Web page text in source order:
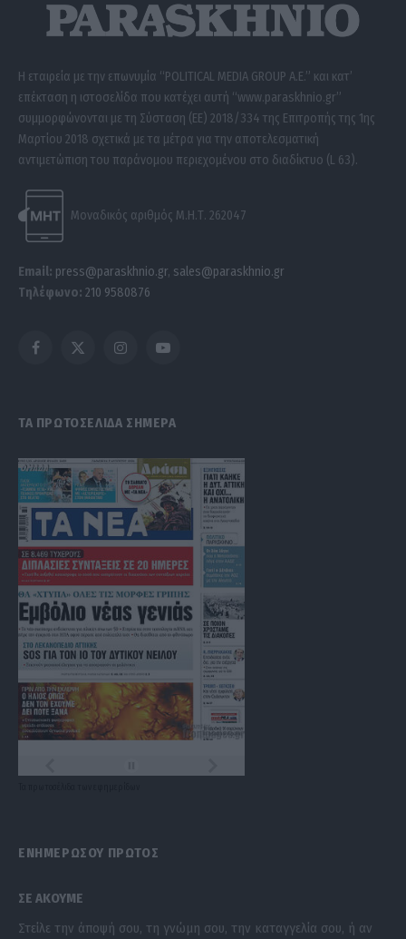
Η εταιρεία με την επωνυμία “POLITICAL MEDIA GROUP A.E.” και κατ’
επέκταση η ιστοσελίδα που κατέχει αυτή “www.paraskhnio.gr”
συμμορφώνονται με τη Σύσταση (ΕΕ) 2018/334 της Επιτροπής της 1ης
Μαρτίου 2018 σχετικά με τα μέτρα για την αποτελεσματική
αντιμετώπιση του παράνομου περιεχομένου στο διαδίκτυο (L 63).
Μοναδικός αριθμός Μ.Η.Τ. 262047
Email: press@paraskhnio.gr, sales@paraskhnio.gr
Τηλέφωνο: 210 9580876
Facebook
X
InstagramYouTube
ΤΑ ΠΡΩΤΟΣΕΛΙΔΑ ΣΗΜΕΡΑ
ΕΝΗΜΕΡΩΣΟΥ ΠΡΩΤΟΣ
ΣΕ ΑΚΟΥΜΕ
Στείλε την άποψή σου, τη γνώμη σου, την καταγγελία σου, ή αν